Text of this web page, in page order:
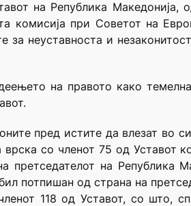
на Република
комисија при Советот на
неуставноста и
на правото како
пред истите да влезат во
со членот 75 од Уставот
на Република
потпишан од страна на
118 од Уставот, со што,